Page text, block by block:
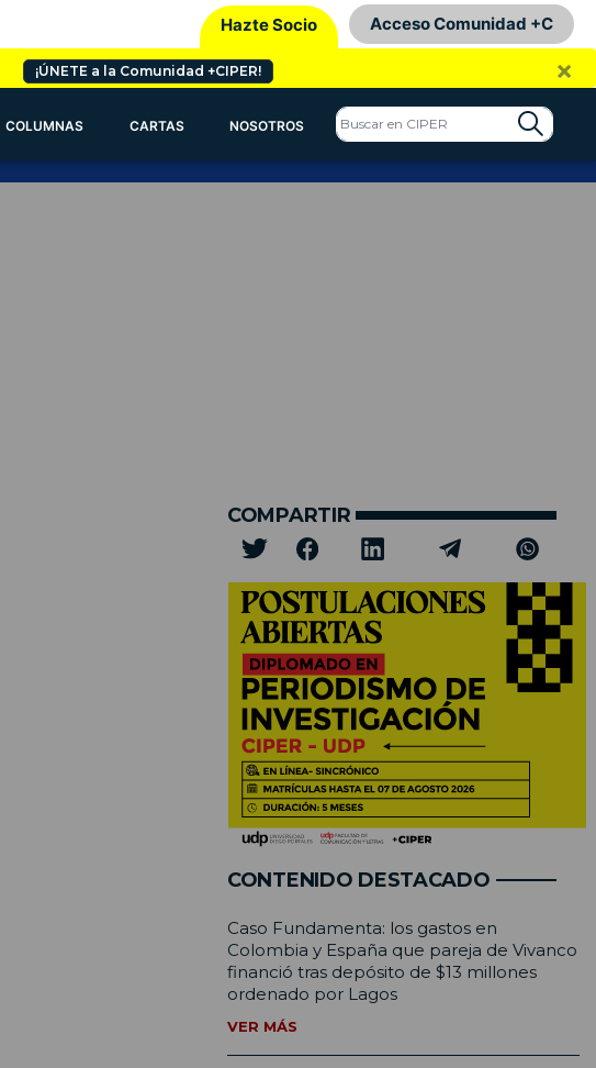
Hazte Socio Acceso Comunidad +C
¡ÚNETE a la Comunidad +CIPER! ×
COLUMNAS CARTAS NOSOTROS
COMPARTIR
CONTENIDO DESTACADO
Caso Fundamenta: los gastos en
Colombia y España que pareja de Vivanco
financió tras depósito de $13 millones
ordenado por Lagos
VER MÁS